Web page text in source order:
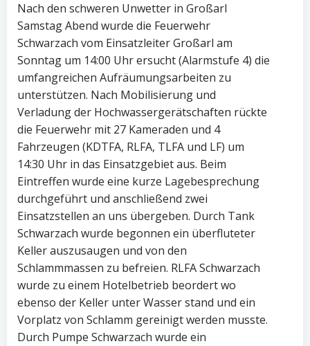
Nach den schweren Unwetter in Großarl
Samstag Abend wurde die Feuerwehr
Schwarzach vom Einsatzleiter Großarl am
Sonntag um 14:00 Uhr ersucht (Alarmstufe 4) die
umfangreichen Aufräumungsarbeiten zu
unterstützen. Nach Mobilisierung und
Verladung der Hochwassergerätschaften rückte
die Feuerwehr mit 27 Kameraden und 4
Fahrzeugen (KDTFA, RLFA, TLFA und LF) um
14:30 Uhr in das Einsatzgebiet aus. Beim
Eintreffen wurde eine kurze Lagebesprechung
durchgeführt und anschließend zwei
Einsatzstellen an uns übergeben. Durch Tank
Schwarzach wurde begonnen ein überfluteter
Keller auszusaugen und von den
Schlammmassen zu befreien. RLFA Schwarzach
wurde zu einem Hotelbetrieb beordert wo
ebenso der Keller unter Wasser stand und ein
Vorplatz von Schlamm gereinigt werden musste.
Durch Pumpe Schwarzach wurde ein